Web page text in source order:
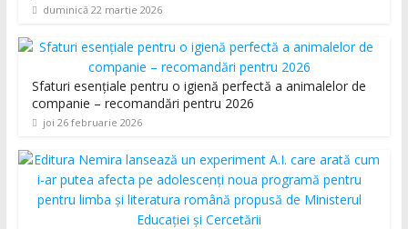
duminică 22 martie 2026
Sfaturi esențiale pentru o igienă perfectă a animalelor de
companie – recomandări pentru 2026
joi 26 februarie 2026